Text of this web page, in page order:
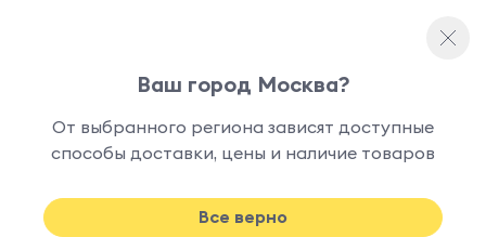
наличии
Ваш город Москва?
От выбранного региона зависят доступные
способы доставки, цены и наличие товаров
Все верно